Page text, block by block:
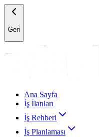
Geri
Ana Sayfa
İş İlanları
İş Rehberi
İş Planlaması